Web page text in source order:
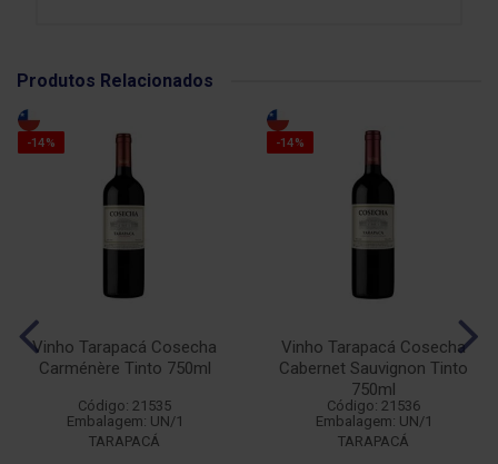
Produtos Relacionados
-14%
Vinho Tarapacá Cosecha
Carménère Tinto 750ml
Código: 21535
Embalagem: UN/1
TARAPACÁ
-14%
Vinho Tarapacá Cosecha
Cabernet Sauvignon Tinto
750ml
Código: 21536
Embalagem: UN/1
TARAPACÁ